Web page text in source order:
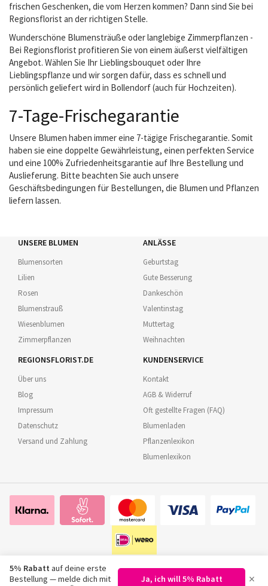
frischen Geschenken, die vom Herzen kommen? Dann sind Sie bei
Regionsflorist an der richtigen Stelle.
Wunderschöne Blumensträuße oder langlebige Zimmerpflanzen -
Bei Regionsflorist profitieren Sie von einem äußerst vielfältigen
Angebot. Wählen Sie Ihr Lieblingsbouquet oder Ihre
Lieblingspflanze und wir sorgen dafür, dass es schnell und
persönlich geliefert wird in Bollendorf (auch für Hochzeiten).
7-Tage-Frischegarantie
Unsere Blumen haben immer eine 7-tägige Frischegarantie. Somit
haben sie eine doppelte Gewährleistung, einen perfekten Service
und eine 100% Zufriedenheitsgarantie auf Ihre Bestellung und
Auslieferung. Bitte beachten Sie auch unsere
Geschäftsbedingungen für Bestellungen, die Blumen und Pflanzen
liefern lassen.
UNSERE BLUMEN
Blumensorten
Lilien
Rosen
Blumenstrauß
Wiesenblumen
Zimmerpflanzen
ANLÄSSE
Geburtstag
Gute Besserung
Dankeschön
Valentinstag
Muttertag
Weihnachten
REGIONSFLORIST.DE
Über uns
Blog
Impressum
Datenschutz
Versand und Zahlung
KUNDENSERVICE
Kontakt
AGB & Widerruf
Oft gestellte Fragen (FAQ)
Blumenladen
Pflanzenlexikon
Blumenlexikon
5% Rabatt auf deine erste
Bestellung — melde dich mit
Ja, ich will 5% Rabatt ×